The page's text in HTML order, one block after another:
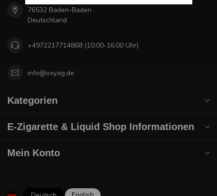
76532 Baden-Baden
Deutschland
+4972217714868 (10:00-16:00 Uhr)
info@oxyzig.de
Kategorien
E-Zigarette & Liquid Shop Informationen
Mein Konto